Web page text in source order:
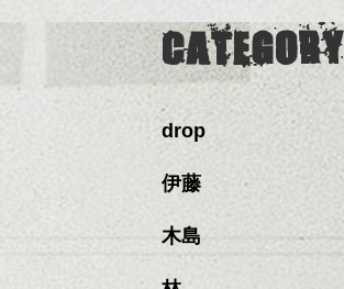
CATEGORY
drop
伊藤
木島